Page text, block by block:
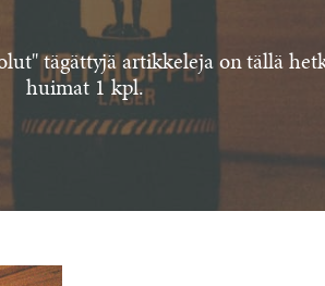
tägättyjä artikkeleja on tällä
huimat 1 kpl.